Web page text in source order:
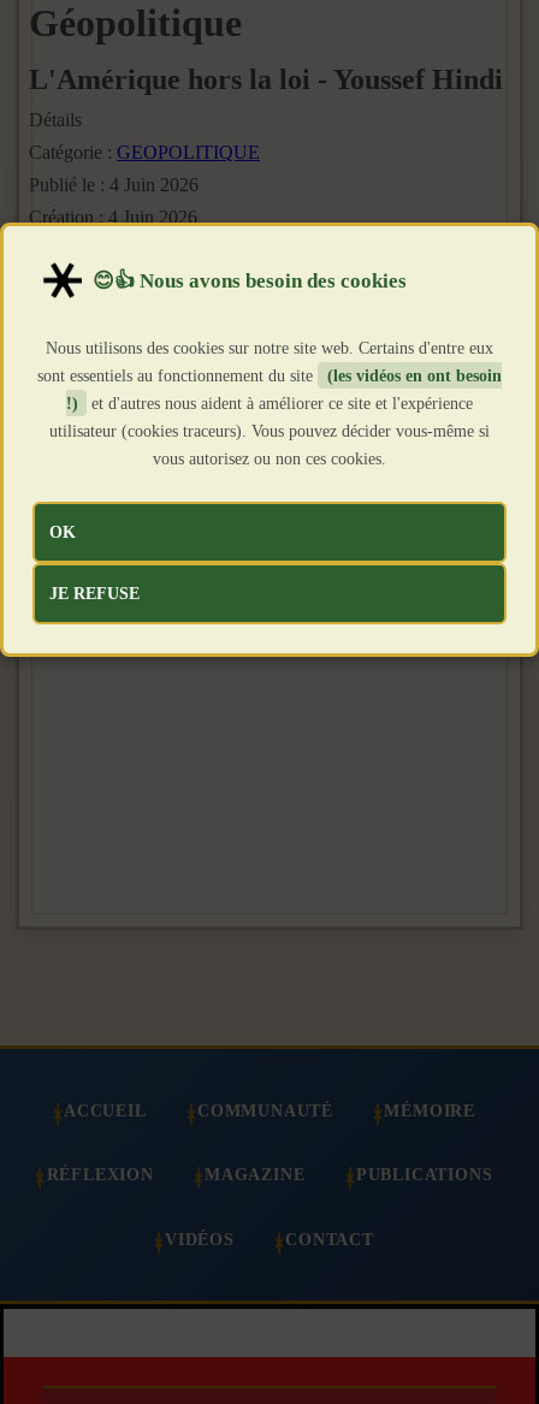
Géopolitique
L'Amérique hors la loi - Youssef Hindi
Détails
Catégorie : GEOPOLITIQUE
Publié le : 4 Juin 2026
Création : 4 Juin 2026
ACCUEIL COMMUNAUTÉ MÉMOIRE
RÉFLEXION MAGAZINE PUBLICATIONS
VIDÉOS CONTACT
Nous utilisons des cookies sur notre site web. Certains d'entre eux
sont essentiels au fonctionnement du site
(les vidéos en ont besoin
!)
et d'autres nous aident à améliorer ce site et l'expérience
utilisateur (cookies traceurs). Vous pouvez décider vous-même si
vous autorisez ou non ces cookies.
OK
JE REFUSE